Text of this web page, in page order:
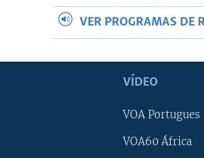
VER PROGRAMAS DE
VÍDEO
VOA Portugues
VOA60 África